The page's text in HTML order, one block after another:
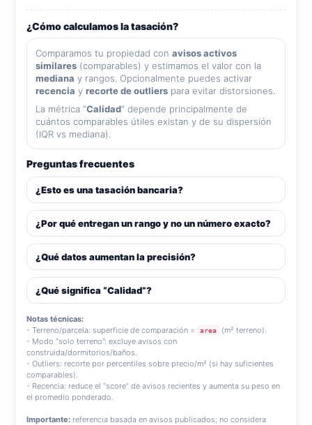
¿Cómo calculamos la tasación?
Comparamos tu propiedad con avisos activos
similares (comparables) y estimamos el valor con la
mediana y rangos. Opcionalmente puedes activar
recencia y recorte de outliers para evitar distorsiones.
La métrica “Calidad” depende principalmente de
cuántos comparables útiles existan y de su dispersión
(IQR vs mediana).
Preguntas frecuentes
¿Esto es una tasación bancaria?
¿Por qué entregan un rango y no un número exacto?
¿Qué datos aumentan la precisión?
¿Qué significa “Calidad”?
Notas técnicas:
- Terreno/parcela: superficie de comparación =
area
(m² terreno).
- Modo “solo terreno”: excluye avisos con
construida/dormitorios/baños.
- Outliers: recorte por percentiles sobre precio/m² (si hay suficientes
comparables).
- Recencia: reduce el “score” de avisos recientes y aumenta su peso en
el promedio ponderado.
Importante: referencia basada en avisos publicados; no considera